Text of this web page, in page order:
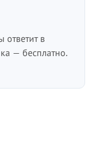
в
— бесплатно.